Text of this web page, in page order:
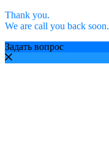
Thank you.
We are call you back soon.
Задать вопрос